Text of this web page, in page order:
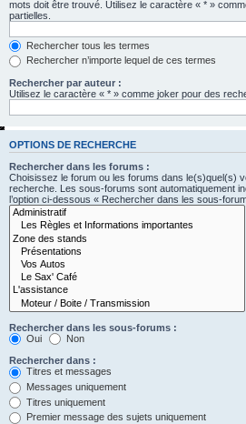
mots doit être trouvé. Utilisez le caractère « * »
partielles.
Rechercher tous les termes
Rechercher n’importe lequel de ces termes
Rechercher par auteur :
Utilisez le caractère « * » comme joker pour des
OPTIONS DE RECHERCHE
Rechercher dans les forums :
Choisissez le forum ou les forums dans le(s)quel(s)
recherche. Les sous-forums sont automatiquement
l’option ci-dessous « Rechercher dans les sous-
Rechercher dans les sous-forums :
Oui
Non
Rechercher dans :
Titres et messages
Messages uniquement
Titres uniquement
Premier message des sujets uniquement